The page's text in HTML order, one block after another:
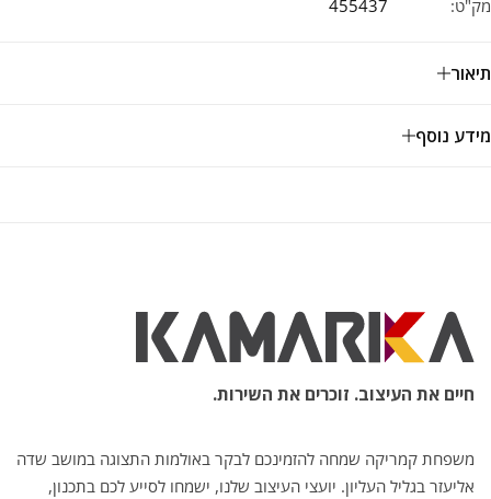
מק"ט: 455437
תיאור
מידע נוסף
חיים את העיצוב. זוכרים את השירות.
משפחת קמריקה שמחה להזמינכם לבקר באולמות התצוגה במושב שדה
אליעזר בגליל העליון. יועצי העיצוב שלנו, ישמחו לסייע לכם בתכנון,